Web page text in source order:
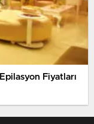
Fiyatları